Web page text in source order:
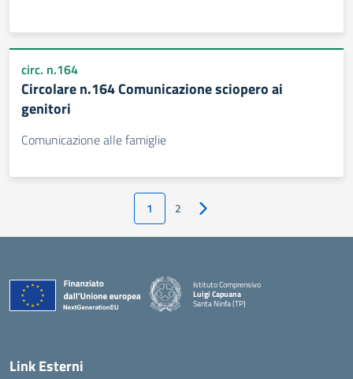
circ. n.164
Circolare n.164 Comunicazione sciopero ai
genitori
Comunicazione alle famiglie
1 2 Pagina successiva
Istituto Comprensivo
Luigi Capuana
Santa Ninfa (TP)
Link Esterni